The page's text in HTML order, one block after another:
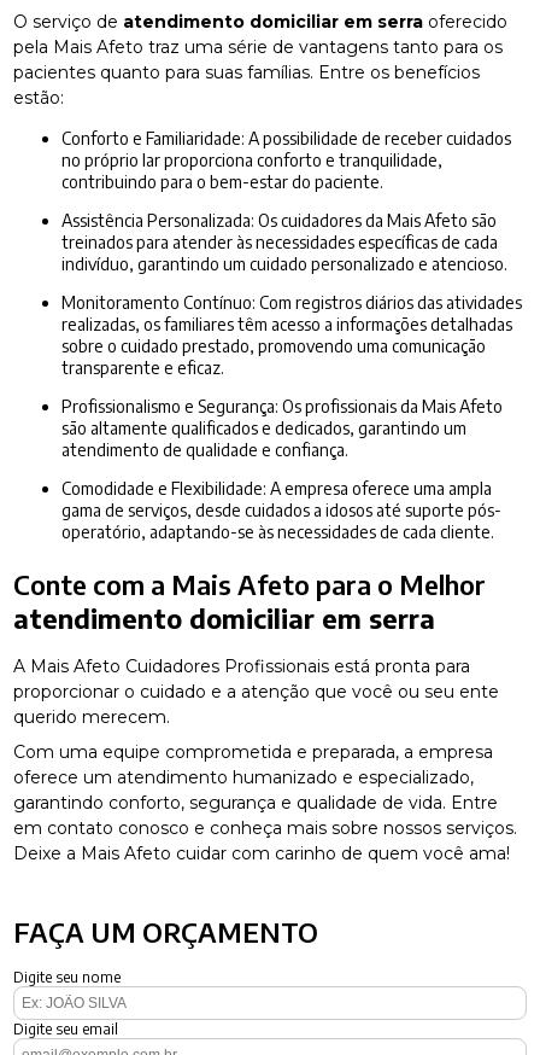
O serviço de atendimento domiciliar em serra oferecido
pela Mais Afeto traz uma série de vantagens tanto para os
pacientes quanto para suas famílias. Entre os benefícios
estão:
Conforto e Familiaridade: A possibilidade de receber cuidados
no próprio lar proporciona conforto e tranquilidade,
contribuindo para o bem-estar do paciente.
Assistência Personalizada: Os cuidadores da Mais Afeto são
treinados para atender às necessidades específicas de cada
indivíduo, garantindo um cuidado personalizado e atencioso.
Monitoramento Contínuo: Com registros diários das atividades
realizadas, os familiares têm acesso a informações detalhadas
sobre o cuidado prestado, promovendo uma comunicação
transparente e eficaz.
Profissionalismo e Segurança: Os profissionais da Mais Afeto
são altamente qualificados e dedicados, garantindo um
atendimento de qualidade e confiança.
Comodidade e Flexibilidade: A empresa oferece uma ampla
gama de serviços, desde cuidados a idosos até suporte pós-
operatório, adaptando-se às necessidades de cada cliente.
Conte com a Mais Afeto para o Melhor
atendimento domiciliar em serra
A Mais Afeto Cuidadores Profissionais está pronta para
proporcionar o cuidado e a atenção que você ou seu ente
querido merecem.
Com uma equipe comprometida e preparada, a empresa
oferece um atendimento humanizado e especializado,
garantindo conforto, segurança e qualidade de vida. Entre
em contato conosco e conheça mais sobre nossos serviços.
Deixe a Mais Afeto cuidar com carinho de quem você ama!
FAÇA UM ORÇAMENTO
Digite seu nome
Digite seu email